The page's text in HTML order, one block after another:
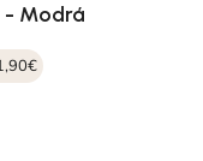
- Modrá